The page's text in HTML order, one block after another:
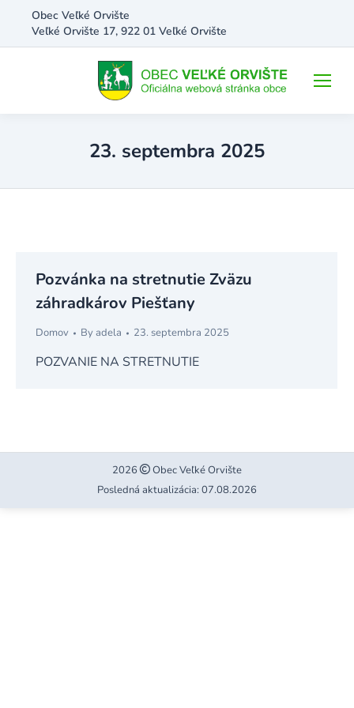
Obec Veľké Orvište
Veľké Orvište 17, 922 01 Veľké Orvište
23. septembra 2025
Pozvánka na stretnutie Zväzu
záhradkárov Piešťany
Domov Byadela 23. septembra 2025
POZVANIE NA STRETNUTIE
2026
Obec Veľké Orvište
Posledná aktualizácia: 07.08.2026